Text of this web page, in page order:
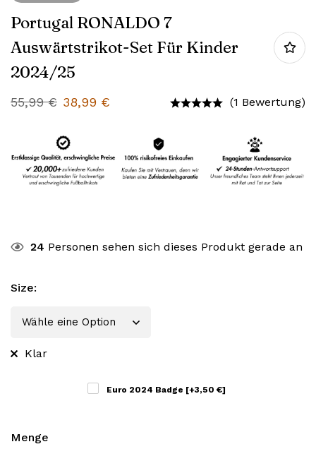
Portugal RONALDO 7
Auswärtstrikot-Set Für Kinder
2024/25
55,99€ 38,99 € (1 Bewertung)
24 Personen sehen sich dieses Produkt gerade an
Size:
Klar
Euro 2024 Badge [+3,50 €]
Menge